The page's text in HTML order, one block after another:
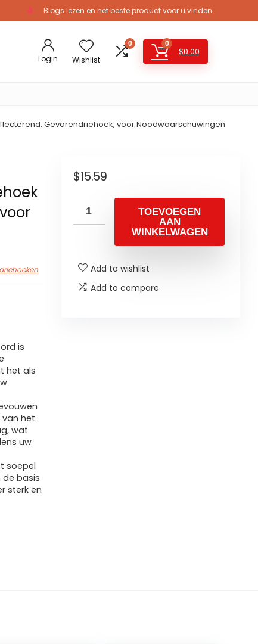
Blogs lezen en het beste product voor u vinden
Login Wishlist
0 0
$0.00
Gevarendriehoek, voor Noodwaarschuwingen
is
het als
het
wat
uw
soepel
basis
sterk en
$15.59
TOEVOEGEN
AAN
WINKELWAGEN
Add to wishlist
Add to compare